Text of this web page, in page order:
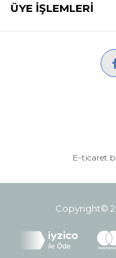
ÜYE İŞLEMLERİ
E-ticaret
Copyright©